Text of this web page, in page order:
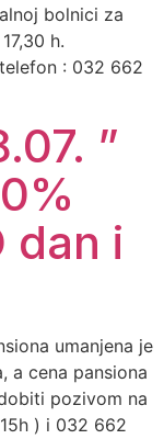
bolnici za
h.
: 032 662
”
dan i
umanjena je
a cena pansiona
pozivom na
) i 032 662